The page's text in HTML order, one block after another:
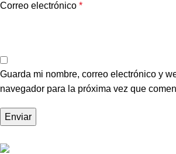
Correo electrónico *
Guarda mi nombre, correo electrónico y
navegador para la próxima vez que